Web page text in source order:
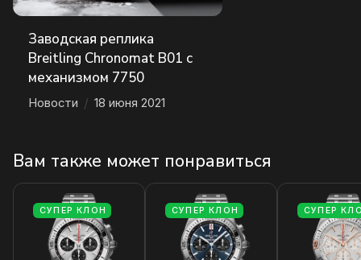
Заводская реплика
Breitling Chronomat B01 с
механизмом 7750
Новости / 18 июня 2021
Вам также может понравиться
СУПЕР КЛОН СУПЕР КЛОН СУПЕР